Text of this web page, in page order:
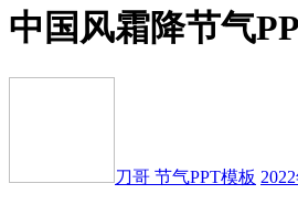
中国风霜降节气
刀哥 节气PPT模板